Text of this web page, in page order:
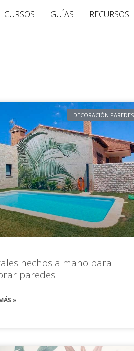
CURSOS GUÍAS RECURSOS
DECORACIÓN PAREDES
hechos a mano para
paredes
»
PáginaPágina Página